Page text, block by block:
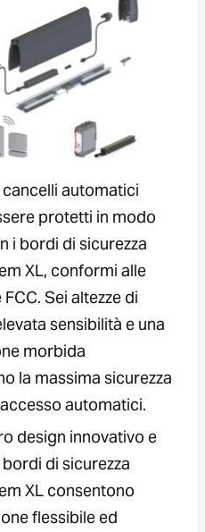
automatici
protetti in modo
i bordi di sicurezza
XL, conformi alle
Sei altezze di
sensibilità e una
morbida
la massima sicurezza
automatici.
design innovativo e
di sicurezza
XL consentono
flessibile ed